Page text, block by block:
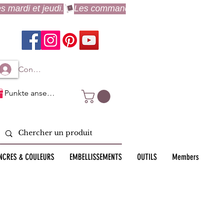
Connexion à mon compte
Punkte ansehen
& COULEURS EMBELLISSEMENTS OUTILS Members